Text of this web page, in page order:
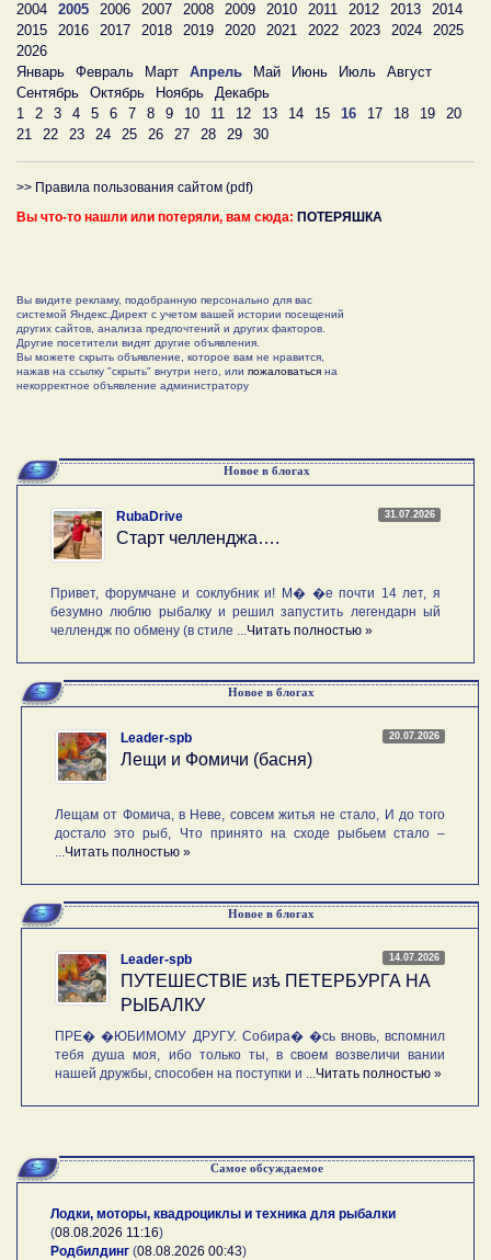
2004
2005 2006 2007 2008 2009 2010 2011 2012 2013
2014
2015
2016 2017 2018 2019 2020 2021 2022 2023 2024
2025
2026
Январь
Февраль Март Апрель Май Июнь Июль
Август
Сентябрь
Октябрь Ноябрь
Декабрь
1
2 3 4 5 6 7 8 9 10 11 12 13 14 15 16 17 18 19
20
21
22 23 24 25 26 27 28 29 30
>> Правила пользования сайтом (pdf)
Вы что-то нашли или потеряли, вам сюда: ПОТЕРЯШКА
Вы видите рекламу, подобранную персонально для вас
системой Яндекс.Директ с учетом вашей истории посещений
других сайтов, анализа предпочтений и других факторов.
Другие посетители видят другие объявления.
Вы можете скрыть объявление, которое вам не нравится,
нажав на ссылку "скрыть" внутри него, или пожаловаться на
некорректное объявление администратору
Новое в блогах
31.07.2026
RubaDrive
Старт челленджа….
Привет, форумчане и соклубник и! М� �е почти 14 лет, я
безумно люблю рыбалку и решил запустить легендарн ый
челлендж по обмену (в стиле ...Читать полностью »
Новое в блогах
20.07.2026
Leader-spb
Лещи и Фомичи (басня)
Лещам от Фомича, в Неве, совсем житья не стало, И до того
достало это рыб, Что принято на сходе рыбьем стало –
...Читать полностью »
Новое в блогах
14.07.2026
Leader-spb
ПУТЕШЕСТВIE изѣ ПЕТЕРБУРГА НА
РЫБАЛКУ
ПРЕ� �ЮБИМОМУ ДРУГУ. Собира� �сь вновь, вспомнил
тебя душа моя, ибо только ты, в своем возвеличи вании
нашей дружбы, способен на поступки и ...Читать полностью »
Самое обсуждаемое
Лодки, моторы, квадроциклы и техника для рыбалки
(08.08.2026 11:16)
Родбилдинг (08.08.2026 00:43)